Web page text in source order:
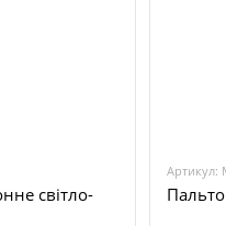
світло-
Артикул: